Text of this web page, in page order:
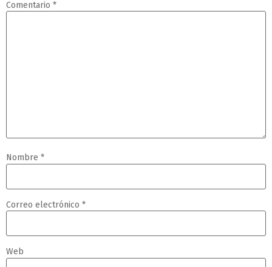
Comentario *
Nombre *
Correo electrónico *
Web